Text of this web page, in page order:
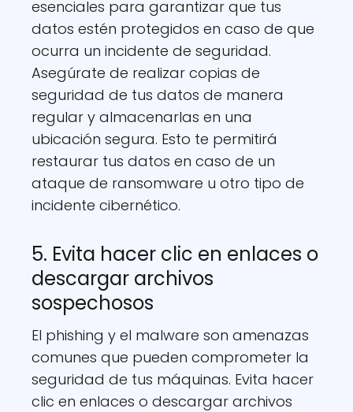
esenciales para garantizar que tus
datos estén protegidos en caso de que
ocurra un incidente de seguridad.
Asegúrate de realizar copias de
seguridad de tus datos de manera
regular y almacenarlas en una
ubicación segura. Esto te permitirá
restaurar tus datos en caso de un
ataque de ransomware u otro tipo de
incidente cibernético.
5. Evita hacer clic en enlaces o
descargar archivos
sospechosos
El phishing y el malware son amenazas
comunes que pueden comprometer la
seguridad de tus máquinas. Evita hacer
clic en enlaces o descargar archivos